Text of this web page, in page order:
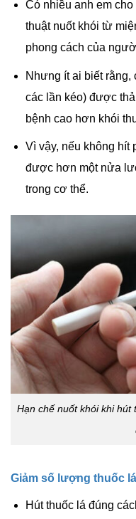
Có nhiều anh em
thuật nuốt khói từ
phong cách của
Nhưng ít ai biết rằng,
các lần kéo) được
bệnh cao hơn khói
Vì vậy, nếu không hít
được hơn một nửa
trong cơ thể.
Hạn chế nuốt khói khi hút
Giảm số lượng thuốc
Hút thuốc lá đúng